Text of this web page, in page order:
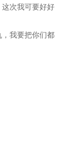
次我可要好好
我要把你们都